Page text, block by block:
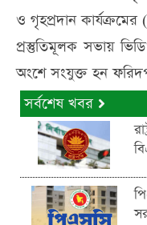
ও গৃহপ্রদান কার্যক্রমের
প্রস্তুতিমূলক সভায়
অংশে সংযুক্ত হন
সর্বশেষ খবর